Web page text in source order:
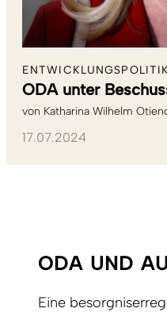
ENTWICKLUNGSPOLITIK
ODA unter
von Katharina Wilhelm
17.07.2024
ODA UND
Eine